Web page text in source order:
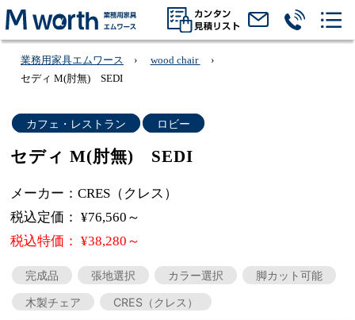
業務用家具エムワース
wood chair
セディ M(肘無) SEDI
カフェ・レストラン ロビー
セディ M(肘無) SEDI
メーカー：CRES（クレス）
税込定価： ¥76,560～
税込特価： ¥38,280～
完成品 張地選択 カラー選択
脚カット可能
木製チェア
CRES（クレス）